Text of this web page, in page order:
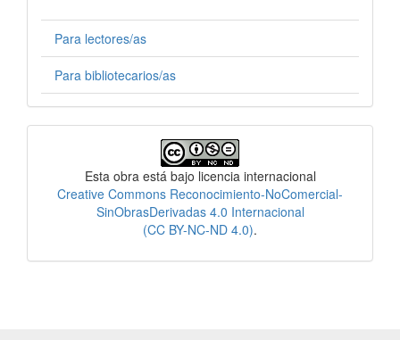
Para lectores/as
Para bibliotecarios/as
Esta obra está bajo licencia internacional
Creative Commons Reconocimiento-NoComercial-
SinObrasDerivadas 4.0 Internacional
(CC BY-NC-ND 4.0).